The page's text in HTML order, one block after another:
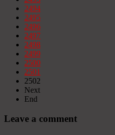
2494
2495
2496
2497
2498
2499
2500
2501
2502
Next
End
Leave a comment